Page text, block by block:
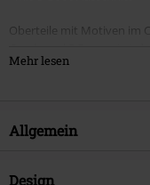
Oberteile mit Motiven im
you read my Mind“ lieben.
Mehr lesen
Allgemein
Artikelnummer:
Design